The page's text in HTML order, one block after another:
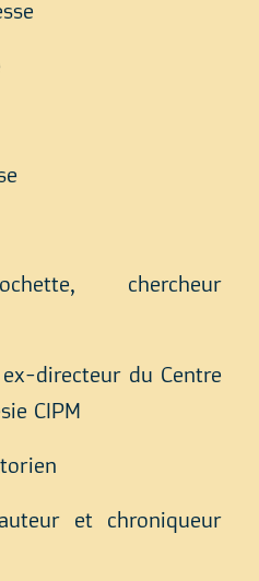
chercheur
directeur du Centre
CIPM
et chroniqueur